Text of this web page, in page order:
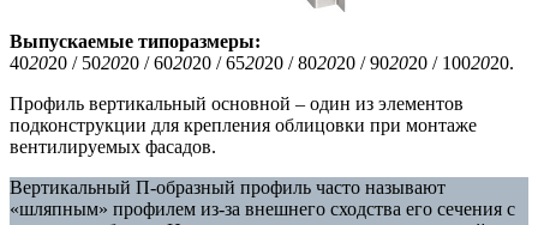
Выпускаемые типоразмеры:
402020 / 502020 / 602020 / 652020 / 802020 / 902020 / 1002020.
Профиль вертикальный основной – один из элементов
подконструкции для крепления облицовки при монтаже
вентилируемых фасадов.
Вертикальный П-образный профиль часто называют
«шляпным» профилем из-за внешнего сходства его сечения с